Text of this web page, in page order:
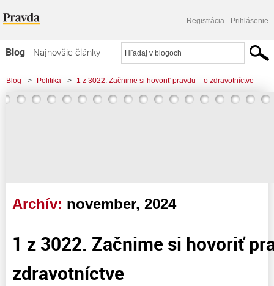
Registrácia Prihlásenie
Blog
Najnovšie články
Najčítanejšie články
Najkomentovanejšie články
Blog > Politika > 1 z 3022. Začnime si hovoriť pravdu – o zdravotníctve
Archív: november, 2024
1 z 3022. Začnime si hovoriť
zdravotníctve